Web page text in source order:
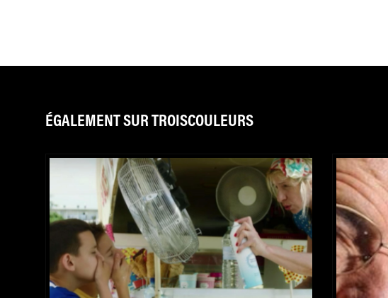
ÉGALEMENT SUR TROISCOULEURS